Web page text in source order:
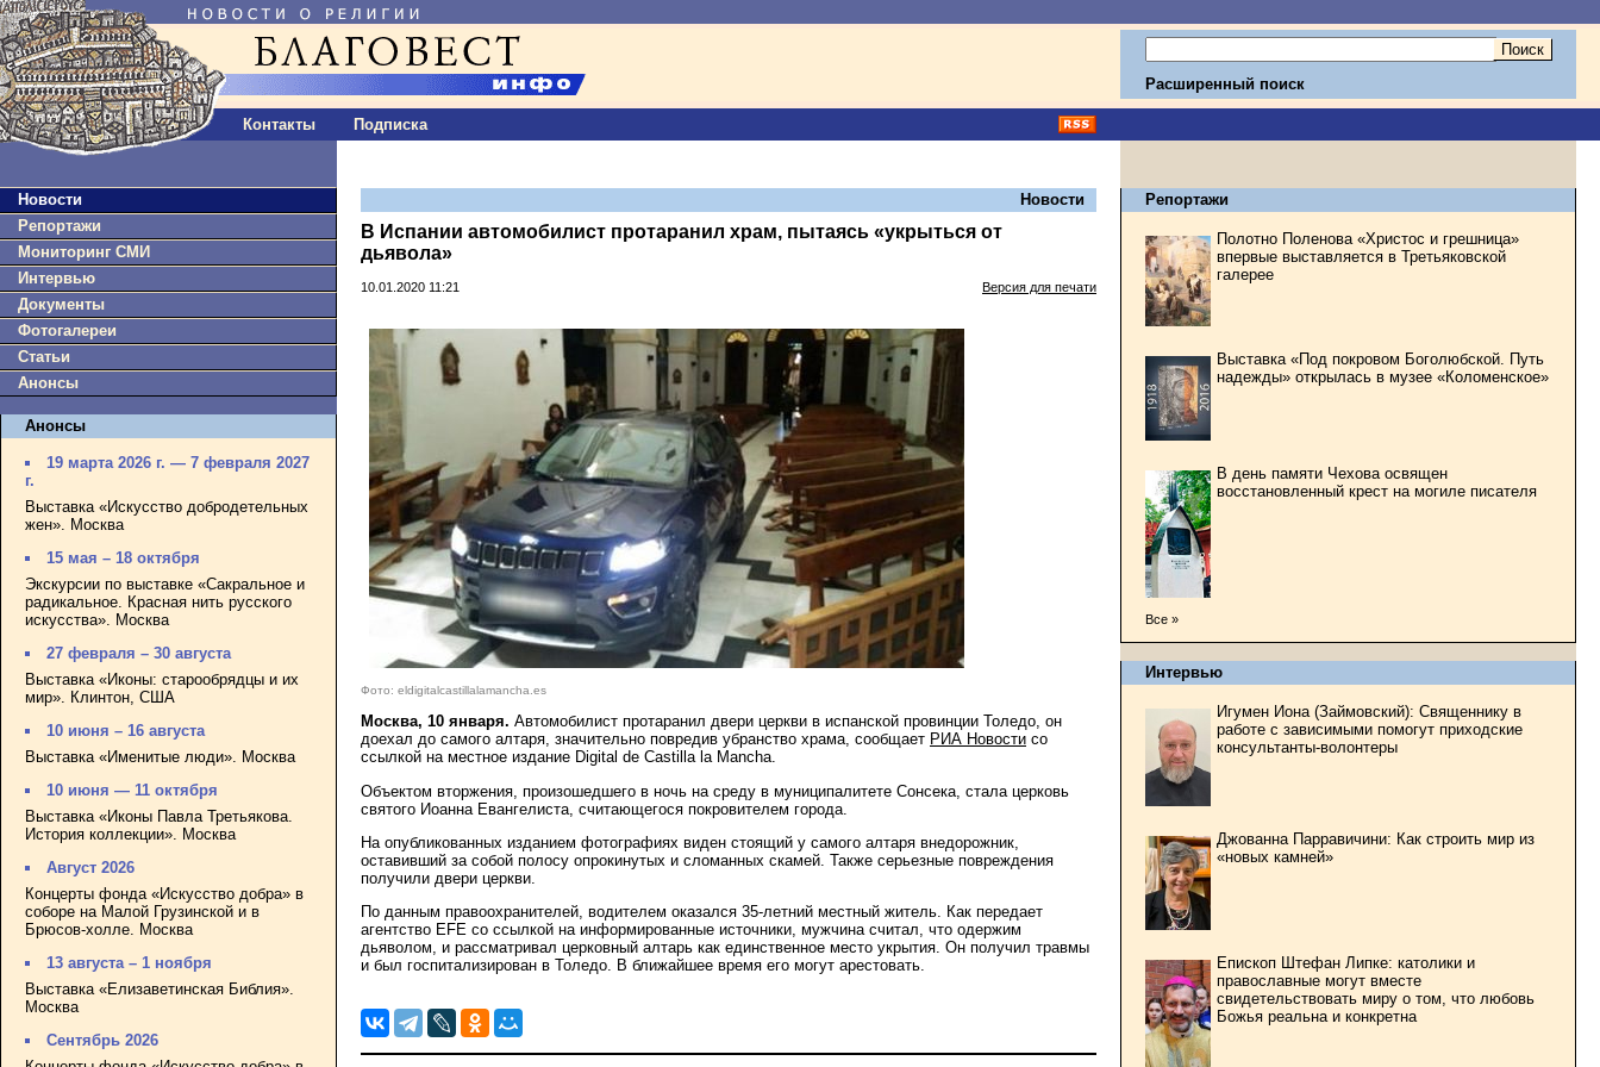
Контакты Подписка
Расширенный поиск
Новости
Репортажи
Мониторинг СМИ
Интервью
Документы
Фотогалереи
Статьи
Анонсы
Анонсы
19 марта 2026 г. — 7 февраля 2027
г.
Выставка «Искусство добродетельных
жен». Москва
15 мая – 18 октября
Экскурсии по выставке «Сакральное и
радикальное. Красная нить русского
искусства». Москва
27 февраля – 30 августа
Выставка «Иконы: старообрядцы и их
мир». Клинтон, США
10 июня – 16 августа
Выставка «Именитые люди». Москва
10 июня — 11 октября
Выставка «Иконы Павла Третьякова.
История коллекции». Москва
Август 2026
Концерты фонда «Искусство добра» в
соборе на Малой Грузинской и в
Брюсов-холле. Москва
13 августа – 1 ноября
Выставка «Елизаветинская Библия».
Москва
Сентябрь 2026
Новости
В Испании автомобилист протаранил храм, пытаясь «укрыться от
дьявола»
10.01.2020 11:21 Версия для печати
Фото: eldigitalcastillalamancha.es
Москва, 10 января. Автомобилист протаранил двери церкви в испанской провинции Толедо, он
доехал до самого алтаря, значительно повредив убранство храма, сообщает РИА Новости со
ссылкой на местное издание Digital de Castilla la Mancha.
Объектом вторжения, произошедшего в ночь на среду в муниципалитете Сонсека, стала церковь
святого Иоанна Евангелиста, считающегося покровителем города.
На опубликованных изданием фотографиях виден стоящий у самого алтаря внедорожник,
оставивший за собой полосу опрокинутых и сломанных скамей. Также серьезные повреждения
получили двери церкви.
По данным правоохранителей, водителем оказался 35-летний местный житель. Как передает
агентство EFE со ссылкой на информированные источники, мужчина считал, что одержим
дьяволом, и рассматривал церковный алтарь как единственное место укрытия. Он получил травмы
и был госпитализирован в Толедо. В ближайшее время его могут арестовать.
Репортажи
Полотно Поленова «Христос и грешница»
впервые выставляется в Третьяковской
галерее
Выставка «Под покровом Боголюбской. Путь
надежды» открылась в музее «Коломенское»
В день памяти Чехова освящен
восстановленный крест на могиле писателя
Все »
Интервью
Игумен Иона (Займовский): Священнику в
работе с зависимыми помогут приходские
консультанты-волонтеры
Джованна Парравичини: Как строить мир из
«новых камней»
Епископ Штефан Липке: католики и
православные могут вместе
свидетельствовать миру о том, что любовь
Божья реальна и конкретна